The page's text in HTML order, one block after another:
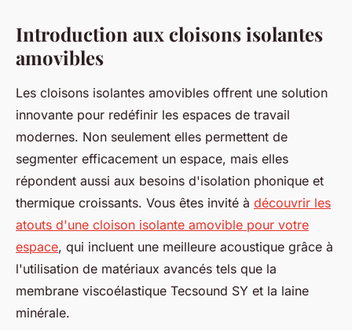
Introduction aux cloisons isolantes
amovibles
Les cloisons isolantes amovibles offrent une solution
innovante pour redéfinir les espaces de travail
modernes. Non seulement elles permettent de
segmenter efficacement un espace, mais elles
répondent aussi aux besoins d'isolation phonique et
thermique croissants. Vous êtes invité à découvrir les
atouts d'une cloison isolante amovible pour votre
espace, qui incluent une meilleure acoustique grâce à
l'utilisation de matériaux avancés tels que la
membrane viscoélastique Tecsound SY et la laine
minérale.